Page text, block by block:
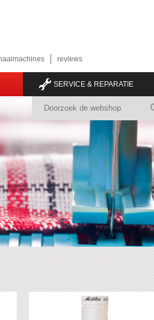
reviews
SERVICE & REPARATIE